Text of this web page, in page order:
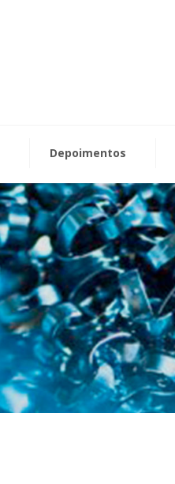
Depoimentos